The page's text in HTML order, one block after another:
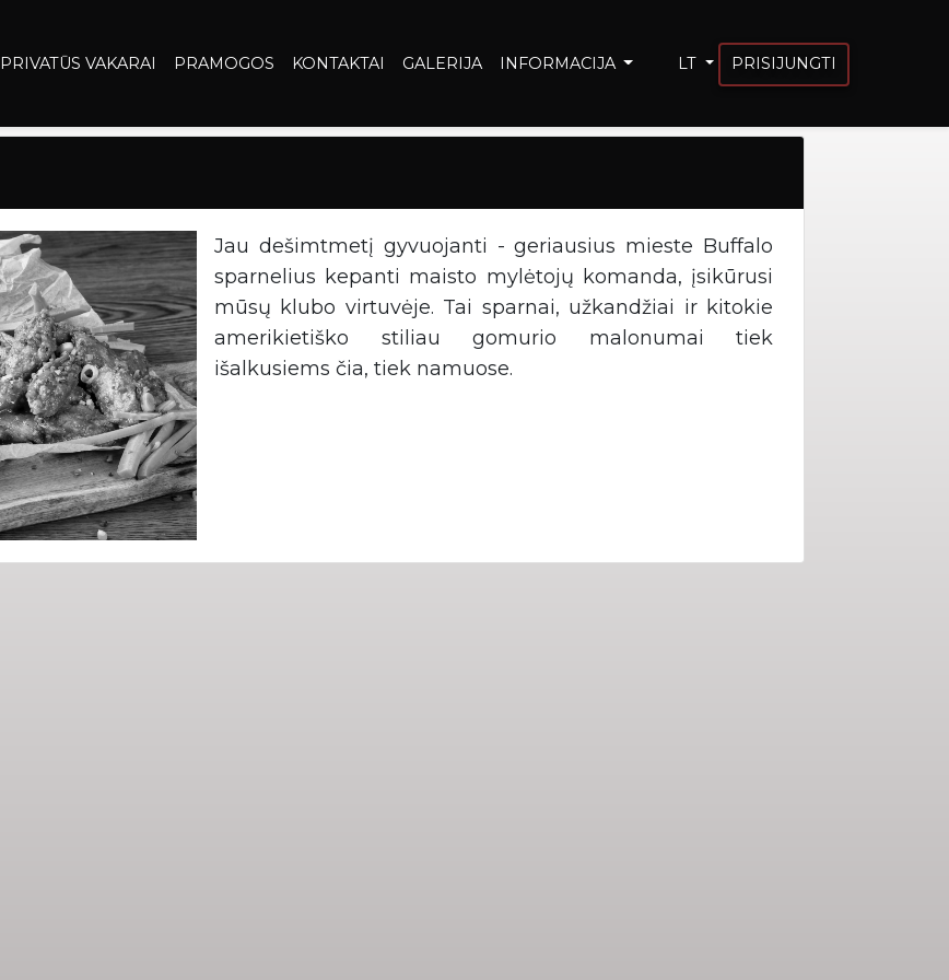
PRIVATŪS VAKARAI PRAMOGOS KONTAKTAI GALERIJA INFORMACIJA LT PRISIJUNGTI
Jau dešimtmetį gyvuojanti - geriausius mieste Buffalo
sparnelius kepanti maisto mylėtojų komanda, įsikūrusi
mūsų klubo virtuvėje. Tai sparnai, užkandžiai ir kitokie
amerikietiško stiliau gomurio malonumai tiek
išalkusiems čia, tiek namuose.